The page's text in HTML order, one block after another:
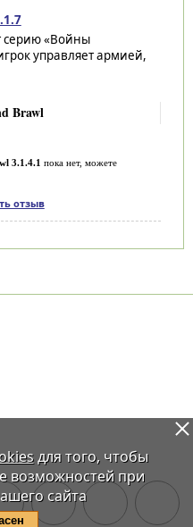
серию «Войны
управляет армией,
Brawl
3.1.4.1 пока нет, можете
отзыв
для того, чтобы
возможностей при
сайта